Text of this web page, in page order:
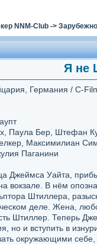
NNM-Club ->
Я не
Германия / C-
Паула Бер, Штефан
Максимилиан
Паганини
Джеймса Уайта,
вокзале. В нём
Штиллера,
деле. Жена,
Штиллер. Теперь
но и вступить в
окружающими